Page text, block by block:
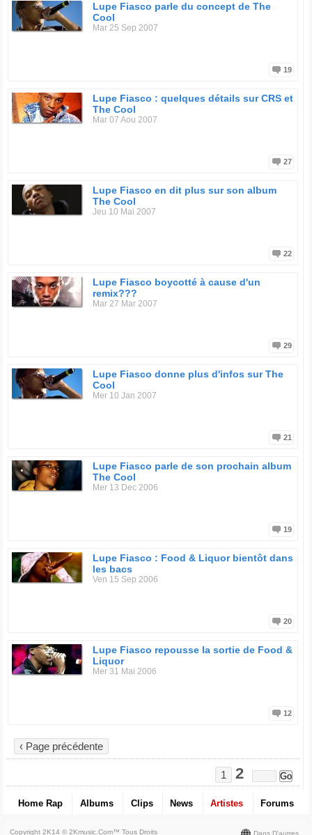
Lupe Fiasco parle du concept de The
Cool
Mar 25 Sep 2007
19
Lupe Fiasco : quelques détails sur CRS et
The Cool
Mar 07 Aou 2007
27
Lupe Fiasco en dit plus sur son album
The Cool
Jeu 10 Mai 2007
22
Lupe Fiasco boycotté à cause d'un
remix???
Mar 27 Mar 2007
29
Lupe Fiasco donne plus d'infos sur The
Cool
Mer 10 Jan 2007
21
Lupe Fiasco parle de son prochain album
The Cool
Mer 13 Dec 2006
19
Lupe Fiasco : Food & Liquor bientôt dans
les bacs
Ven 15 Sep 2006
20
Lupe Fiasco repousse la sortie de Food &
Liquor
Mer 31 Mai 2006
12
‹ Page précédente
1 2
Home Rap Albums Clips News Artistes Forums
Dans D'autres
Copyright 2K14 © 2Kmusic.com™Tous Droits